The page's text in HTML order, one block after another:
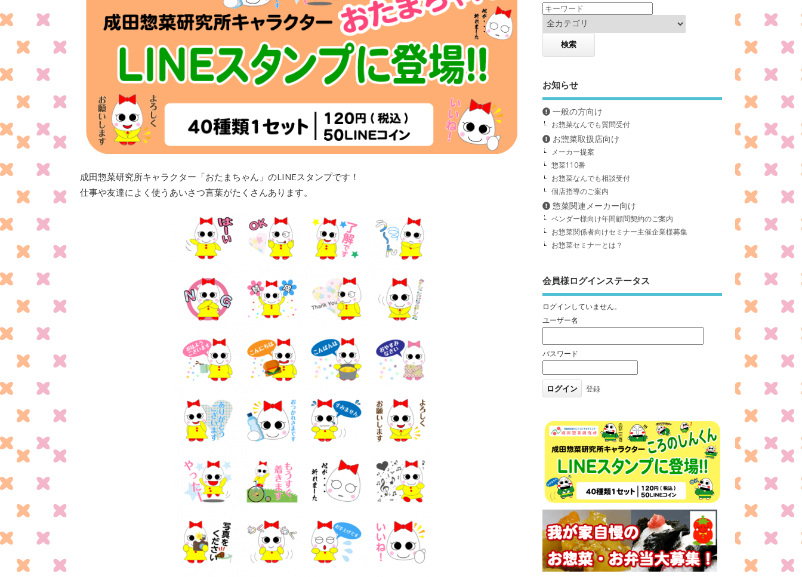
成田惣菜研究所キャラクター「おたまちゃん」のLINEスタンプです！
仕事や友達によく使うあいさつ言葉がたくさんあります。
お知らせ
一般の方向け
お惣菜なんでも質問受付
お惣菜取扱店向け
メーカー提案
惣菜110番
お惣菜なんでも相談受付
個店指導のご案内
惣菜関連メーカー向け
ベンダー様向け年間顧問契約のご案内
お惣菜関係者向けセミナー主催企業様募集
お惣菜セミナーとは？
会員様ログインステータス
ログインしていません。
ユーザー名
パスワード
登録